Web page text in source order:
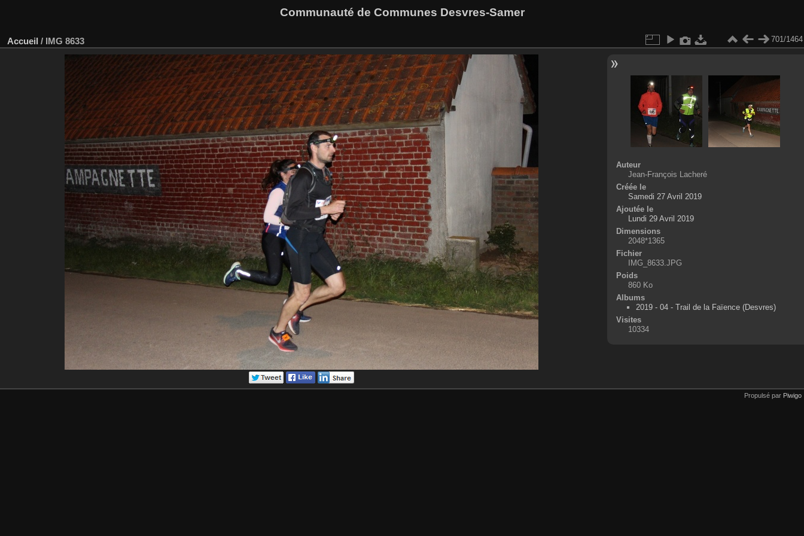
Communauté de Communes Desvres-Samer
Accueil / IMG 8633 701/1464
Auteur
Jean-François Lacheré
Créée le
Samedi 27 Avril 2019
Ajoutée le
Lundi 29 Avril 2019
Dimensions
2048*1365
Fichier
IMG_8633.JPG
Poids
860 Ko
Albums
2019 - 04 - Trail de la Faïence (Desvres)
Visites
10334
Propulsé par Piwigo